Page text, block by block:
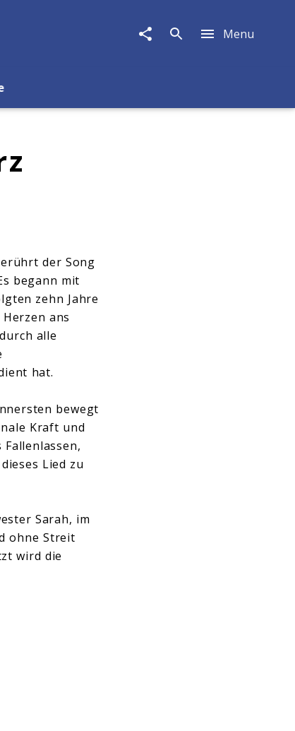
Menu
der Song
begann mit
zehn Jahre
ans
alle
hat.
bewegt
Kraft und
Lied zu
Sarah, im
ohne Streit
wird die